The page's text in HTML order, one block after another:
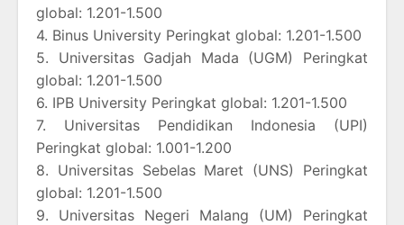
global: 1.201-1.500
4. Binus University Peringkat global: 1.201-1.500
5. Universitas Gadjah Mada (UGM) Peringkat
global: 1.201-1.500
6. IPB University Peringkat global: 1.201-1.500
7. Universitas Pendidikan Indonesia (UPI)
Peringkat global: 1.001-1.200
8. Universitas Sebelas Maret (UNS) Peringkat
global: 1.201-1.500
9. Universitas Negeri Malang (UM) Peringkat